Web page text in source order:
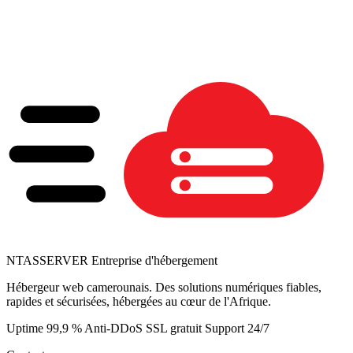
NTASSERVER Entreprise d'hébergement
Hébergeur web camerounais. Des solutions numériques fiables,
rapides et sécurisées, hébergées au cœur de l'Afrique.
Uptime 99,9 % Anti-DDoS SSL gratuit Support 24/7